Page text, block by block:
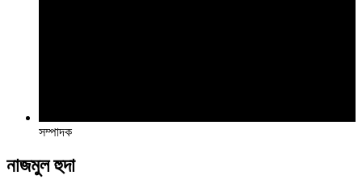
সম্পাদক
নাজমুল হুদা